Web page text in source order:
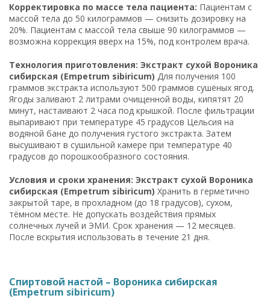
Корректировка по массе тела пациента: Пациентам с
массой тела до 50 килограммов — снизить дозировку на
20%. Пациентам с массой тела свыше 90 килограммов —
возможна коррекция вверх на 15%, под контролем врача.
Технология приготовления: Экстракт сухой Вороника
сибирская (Empetrum sibiricum) Для получения 100
граммов экстракта используют 500 граммов сушёных ягод.
Ягоды заливают 2 литрами очищенной воды, кипятят 20
минут, настаивают 2 часа под крышкой. После фильтрации
выпаривают при температуре 45 градусов Цельсия на
водяной бане до получения густого экстракта. Затем
высушивают в сушильной камере при температуре 40
градусов до порошкообразного состояния.
Условия и сроки хранения: Экстракт сухой Вороника
сибирская (Empetrum sibiricum) Хранить в герметично
закрытой таре, в прохладном (до 18 градусов), сухом,
тёмном месте. Не допускать воздействия прямых
солнечных лучей и ЭМИ. Срок хранения — 12 месяцев.
После вскрытия использовать в течение 21 дня.
Спиртовой настой – Вороника сибирская
(Empetrum sibiricum)